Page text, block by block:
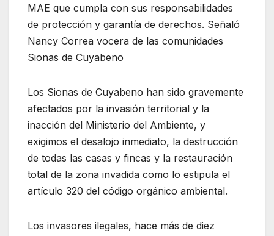
MAE que cumpla con sus responsabilidades
de protección y garantía de derechos. Señaló
Nancy Correa vocera de las comunidades
Sionas de Cuyabeno
Los Sionas de Cuyabeno han sido gravemente
afectados por la invasión territorial y la
inacción del Ministerio del Ambiente, y
exigimos el desalojo inmediato, la destrucción
de todas las casas y fincas y la restauración
total de la zona invadida como lo estipula el
artículo 320 del código orgánico ambiental.
Los invasores ilegales, hace más de diez